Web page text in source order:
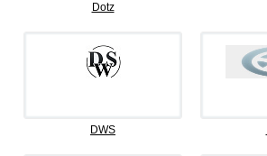
Dotz
DWS